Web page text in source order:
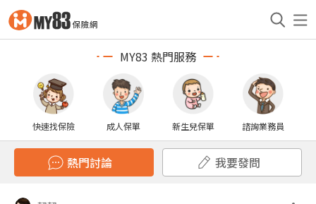
MY83 熱門服務
快速找保險 成人保單 新生兒保單 諮詢業務員
熱門討論 我要發問